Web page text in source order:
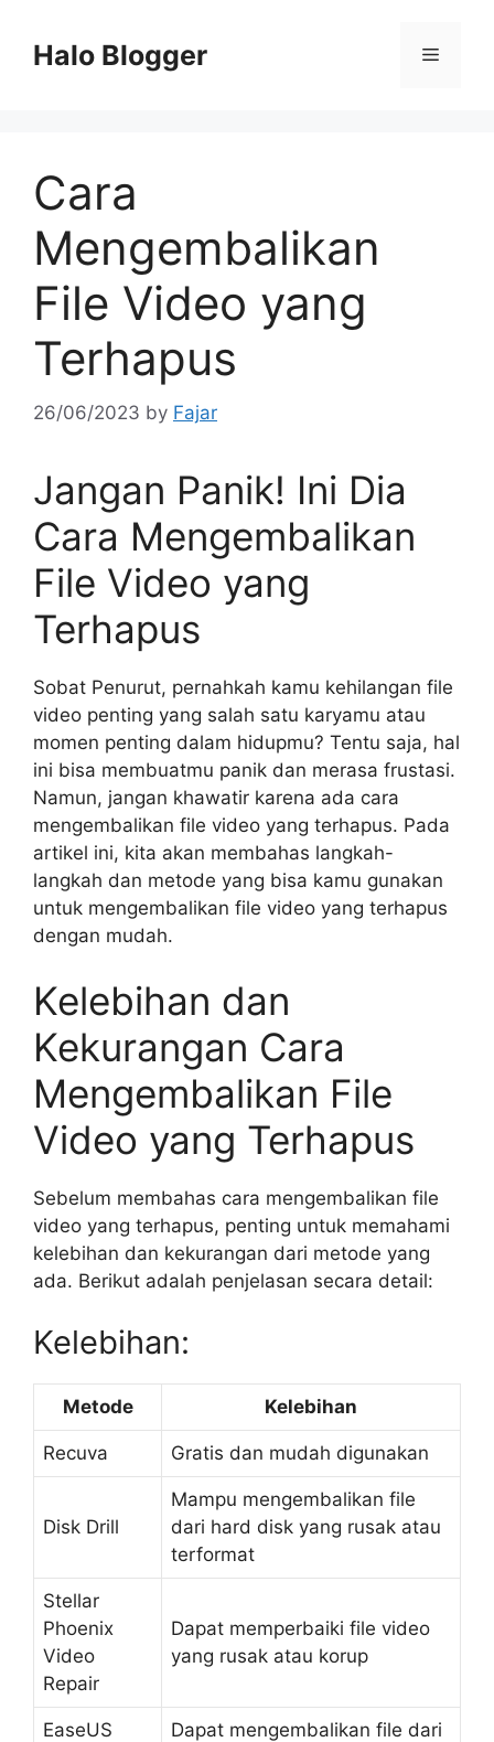
contentHalo Blogger Menu
Cara
Mengembalikan
File Video yang
Terhapus
26/06/2023 by Fajar
Jangan Panik! Ini Dia
Cara Mengembalikan
File Video yang
Terhapus
Sobat Penurut, pernahkah kamu kehilangan file
video penting yang salah satu karyamu atau
momen penting dalam hidupmu? Tentu saja, hal
ini bisa membuatmu panik dan merasa frustasi.
Namun, jangan khawatir karena ada cara
mengembalikan file video yang terhapus. Pada
artikel ini, kita akan membahas langkah-
langkah dan metode yang bisa kamu gunakan
untuk mengembalikan file video yang terhapus
dengan mudah.
Kelebihan dan
Kekurangan Cara
Mengembalikan File
Video yang Terhapus
Sebelum membahas cara mengembalikan file
video yang terhapus, penting untuk memahami
kelebihan dan kekurangan dari metode yang
ada. Berikut adalah penjelasan secara detail:
Kelebihan:
Metode Kelebihan
Recuva Gratis dan mudah digunakan
Disk Drill
Mampu mengembalikan file
dari hard disk yang rusak atau
terformat
Stellar
Phoenix
Video
Repair
Dapat memperbaiki file video
yang rusak atau korup
EaseUS
Dapat mengembalikan file dari